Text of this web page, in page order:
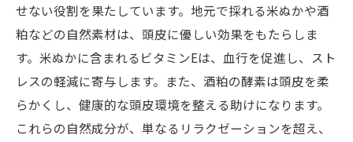
せない役割を果たしています。地元で採れる米ぬかや酒
粕などの自然素材は、頭皮に優しい効果をもたらしま
す。米ぬかに含まれるビタミンEは、血行を促進し、スト
レスの軽減に寄与します。また、酒粕の酵素は頭皮を柔
らかくし、健康的な頭皮環境を整える助けになります。
これらの自然成分が、単なるリラクゼーションを超え、